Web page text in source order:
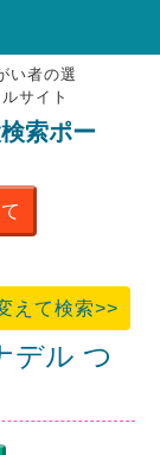
い者の選
サイト
索ポー
えて検索>>
デル つ